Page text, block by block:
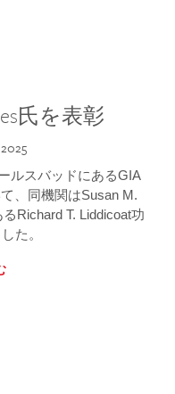
氏を表彰
ルスバッドにあるGIA
、同機関はSusan M.
Richard T. Liddicoat功
た。